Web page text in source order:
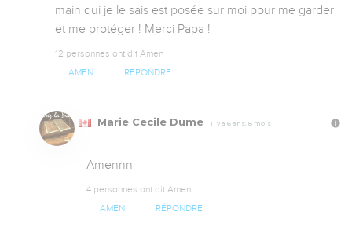
main qui je le sais est posée sur moi pour me garder
et me protéger ! Merci Papa !
12 personnes ont dit Amen
AMEN RÉPONDRE
Marie Cecile Dume Il y a 6 ans, 8 mois
Amennn
4 personnes ont dit Amen
AMEN RÉPONDRE